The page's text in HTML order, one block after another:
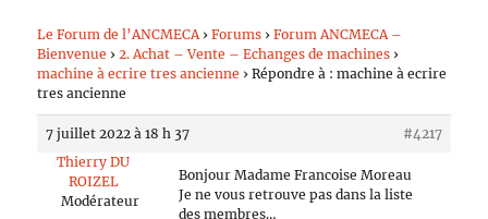
Le Forum de l’ANCMECA › Forums › Forum ANCMECA –
Bienvenue › 2. Achat – Vente – Echanges de machines ›
machine à ecrire tres ancienne › Répondre à : machine à ecrire
tres ancienne
7 juillet 2022 à 18 h 37
#4217
Thierry DU
ROIZEL
Modérateur
Bonjour Madame Francoise Moreau
Je ne vous retrouve pas dans la liste
des membres…